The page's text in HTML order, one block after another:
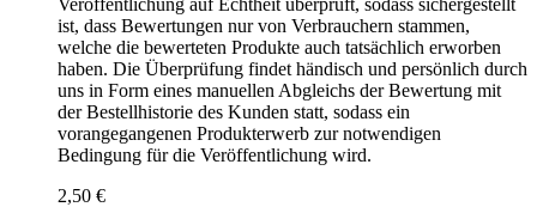
Veröffentlichung auf Echtheit überprüft, sodass sichergestellt
ist, dass Bewertungen nur von Verbrauchern stammen,
welche die bewerteten Produkte auch tatsächlich erworben
haben. Die Überprüfung findet händisch und persönlich durch
uns in Form eines manuellen Abgleichs der Bewertung mit
der Bestellhistorie des Kunden statt, sodass ein
vorangegangenen Produkterwerb zur notwendigen
Bedingung für die Veröffentlichung wird.
2,50 €